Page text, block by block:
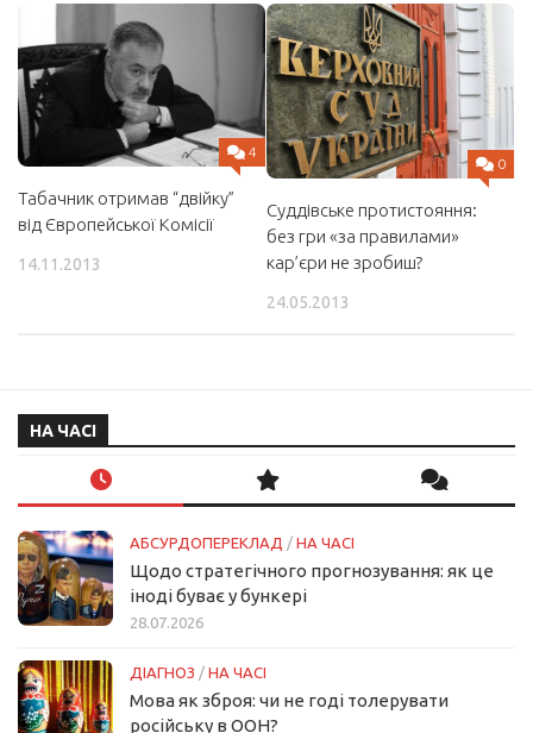
4
Табачник отримав “двійку”
від Європейської Комісії
14.11.2013
0
Суддівське протистояння:
без гри «за правилами»
кар’єри не зробиш?
24.05.2013
НА ЧАСІ
АБСУРДОПЕРЕКЛАД / НА ЧАСІ
Щодо стратегічного прогнозування: як це
іноді буває у бункері
28.07.2026
ДІАГНОЗ / НА ЧАСІ
Мова як зброя: чи не годі толерувати
російську в ООН?